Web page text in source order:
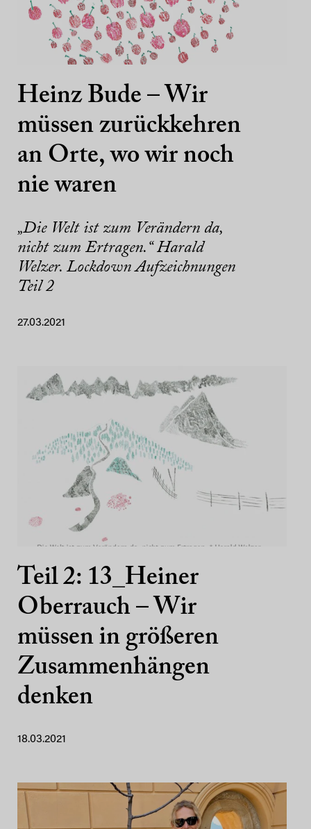
Heinz Bude – Wir
müssen zurückkehren
an Orte, wo wir noch
nie waren
„Die Welt ist zum Verändern da,
nicht zum Ertragen.“ Harald
Welzer. Lockdown Aufzeichnungen
Teil 2
27.03.2021
Teil 2: 13_Heiner
Oberrauch – Wir
müssen in größeren
Zusammenhängen
denken
18.03.2021